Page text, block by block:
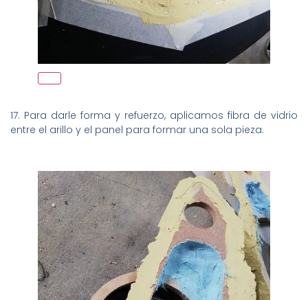
17. Para darle forma y refuerzo, aplicamos fibra de vidrio
entre el arillo y el panel para formar una sola pieza.